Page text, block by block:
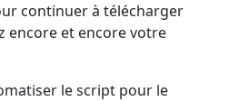
continuer à télécharger
encore et encore votre
le script pour le